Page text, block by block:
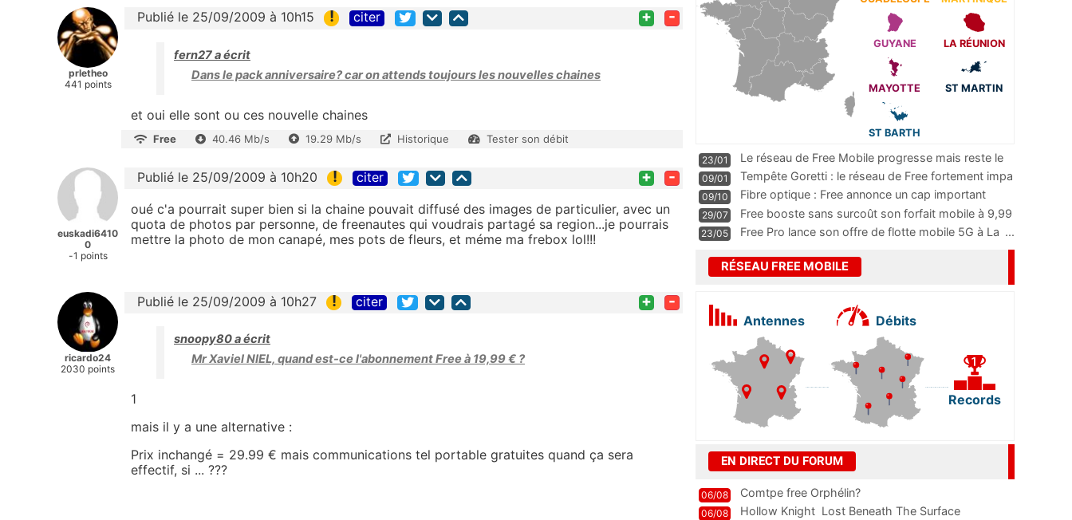
prletheo
441 points
Publié le 25/09/2009 à 10h15 ! citer + -
fern27 a écrit
Dans le pack anniversaire? car on attends toujours les nouvelles chaines
et oui elle sont ou ces nouvelle chaines
Free 40.46 Mb/s 19.29 Mb/s Historique Tester son débit
euskadi6410
0
-1 points
Publié le 25/09/2009 à 10h20 ! citer + -
oué c'a pourrait super bien si la chaine pouvait diffusé des images de particulier, avec un
quota de photos par personne, de freenautes qui voudrais partagé sa region...je pourrais
mettre la photo de mon canapé, mes pots de fleurs, et méme ma frebox lol!!!
ricardo24
2030 points
Publié le 25/09/2009 à 10h27 ! citer + -
snoopy80 a écrit
Mr Xaviel NIEL, quand est-ce l'abonnement Free à 19,99 € ?
1
mais il y a une alternative :
Prix inchangé = 29.99 € mais communications tel portable gratuites quand ça sera
effectif, si ... ???
GUYANE LA RÉUNION
MAYOTTE ST MARTIN
ST BARTH
23/01
Le réseau de Free Mobile progresse mais reste le
m
...
09/01
Tempête Goretti : le réseau de Free fortement impa
09/10
Fibre optique : Free annonce un cap important
pass
...
29/07
Free booste sans surcoût son forfait mobile à 9,99
23/05 Free Pro lance son offre de flotte mobile 5G à La ...
RÉSEAU FREE MOBILE
Antennes Débits
Records
EN DIRECT DU FORUM
06/08 Comtpe free Orphélin?
06/08 Hollow Knight  Lost Beneath The Surface